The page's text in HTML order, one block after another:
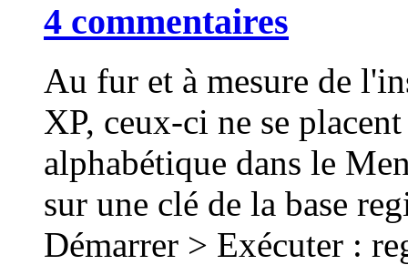
4 commentaires
Au fur et à mesure de
XP, ceux-ci ne se
alphabétique dans le
sur une clé de la base
Démarrer > Exécuter :